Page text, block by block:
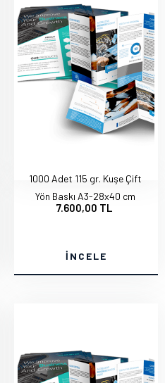
1000 Adet 115 gr. Kuşe Çift
Yön Baskı A3-28x40 cm
7.600,00 TL
İNCELE